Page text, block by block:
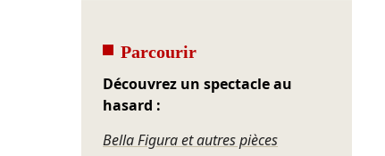
Parcourir
Découvrez un spectacle au
hasard :
Bella Figura et autres pièces